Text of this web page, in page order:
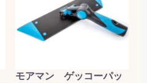
モアマン ゲッコーパッ